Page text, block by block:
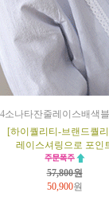
소나타잔줄레이스배색
[하이퀄리티-브랜드퀄
레이스셔링으로 포인
57,800원
50,900원